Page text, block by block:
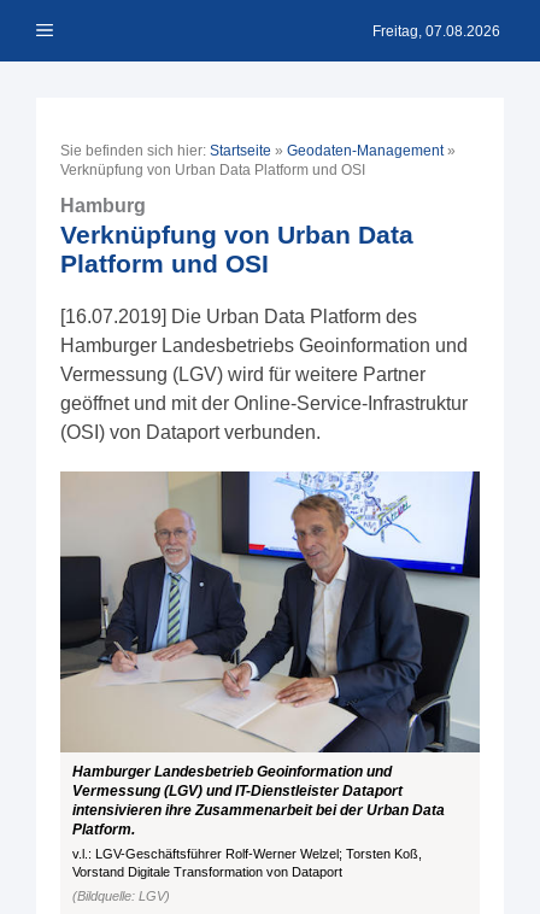
Inhalt Menü Freitag, 07.08.2026
Sie befinden sich hier: Startseite » Geodaten-Management»
Verknüpfung von Urban Data Platform und OSI
Hamburg
Verknüpfung von Urban Data
Platform und OSI
[16.07.2019] Die Urban Data Platform des
Hamburger Landesbetriebs Geoinformation und
Vermessung (LGV) wird für weitere Partner
geöffnet und mit der Online-Service-Infrastruktur
(OSI) von Dataport verbunden.
Hamburger Landesbetrieb Geoinformation und
Vermessung (LGV) und IT-Dienstleister Dataport
intensivieren ihre Zusammenarbeit bei der Urban Data
Platform.
v.l.: LGV-Geschäftsführer Rolf-Werner Welzel; Torsten Koß,
Vorstand Digitale Transformation von Dataport
(Bildquelle: LGV)